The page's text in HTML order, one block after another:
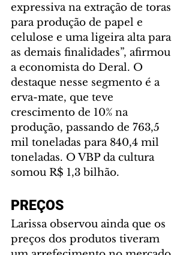
expressiva na extração de toras
para produção de papel e
celulose e uma ligeira alta para
as demais finalidades”, afirmou
a economista do Deral. O
destaque nesse segmento é a
erva-mate, que teve
crescimento de 10% na
produção, passando de 763,5
mil toneladas para 840,4 mil
toneladas. O VBP da cultura
somou R$ 1,3 bilhão.
PREÇOS
Larissa observou ainda que os
preços dos produtos tiveram